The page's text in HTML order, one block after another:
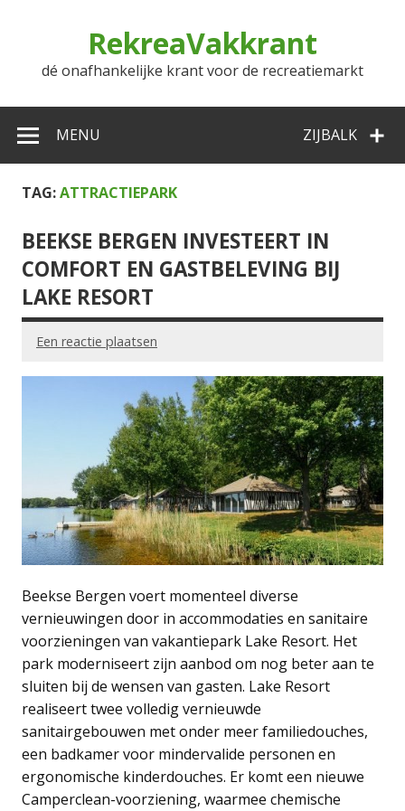
RekreaVakkrant
dé onafhankelijke krant voor de recreatiemarkt
ZIJBALK
MENU
TAG:ATTRACTIEPARK
BEEKSE BERGEN INVESTEERT IN
COMFORT EN GASTBELEVING BIJ
LAKE RESORT
Een reactie plaatsen
Beekse Bergen voert momenteel diverse
vernieuwingen door in accommodaties en sanitaire
voorzieningen van vakantiepark Lake Resort. Het
park moderniseert zijn aanbod om nog beter aan te
sluiten bij de wensen van gasten. Lake Resort
realiseert twee volledig vernieuwde
sanitairgebouwen met onder meer familiedouches,
een badkamer voor mindervalide personen en
ergonomische kinderdouches. Er komt een nieuwe
Camperclean-voorziening, waarmee chemische